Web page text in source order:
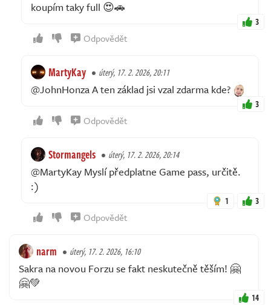
koupím taky full 😍🚗
3
Odpovědět
MartyKay úterý, 17. 2. 2026, 20:11
@JohnHonza A ten základ jsi vzal zdarma kde?
3
Odpovědět
Stormangels úterý, 17. 2. 2026, 20:14
@MartyKay Myslí předplatne Game pass, určitě.
:)
1 3
Odpovědět
narm úterý, 17. 2. 2026, 16:10
Sakra na novou Forzu se fakt neskutečně těším! 🤗
🤗💚
14